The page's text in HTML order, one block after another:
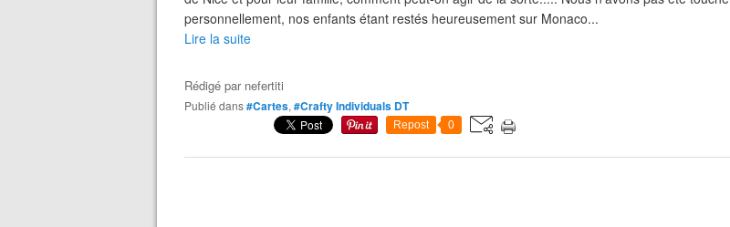
personnellement, nos enfants étant restés heureusement sur Monaco...
Lire la suite
Rédigé par nefertiti
Publié dans#Cartes, #Crafty Individuals DT
Repost 0